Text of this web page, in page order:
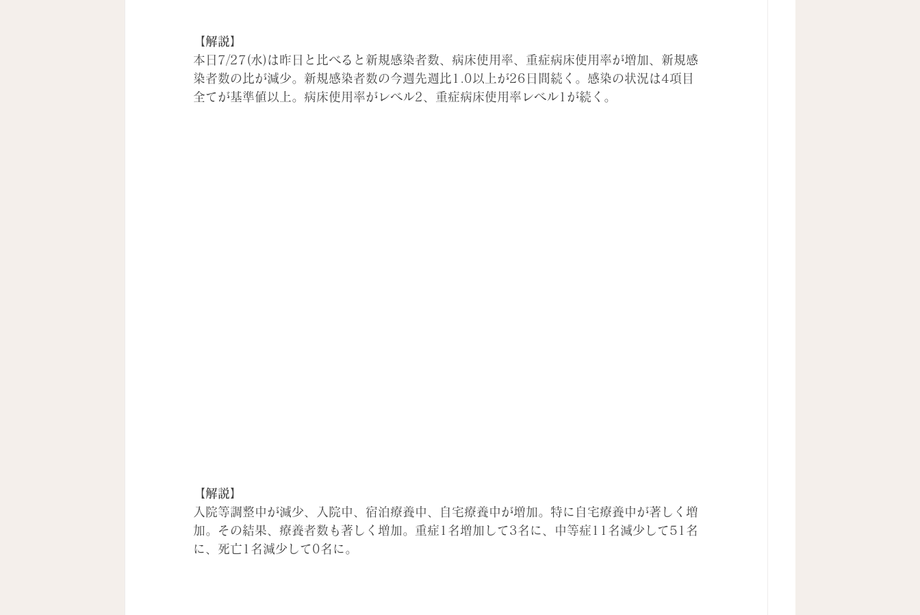
【解説】
本日7/27(水)は昨日と比べると新規感染者数、病床使用率、重症病床使用率が増加、新規感
染者数の比が減少。新規感染者数の今週先週比1.0以上が26日間続く。感染の状況は4項目
全てが基準値以上。病床使用率がレベル2、重症病床使用率レベル1が続く。
【解説】
入院等調整中が減少、入院中、宿泊療養中、自宅療養中が増加。特に自宅療養中が著しく増
加。その結果、療養者数も著しく増加。 重症1名増加して3名に、中等症11名減少して51名
に、死亡1名減少して0名に。